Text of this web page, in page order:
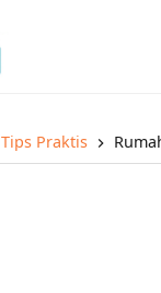
Tips Praktis Rumah